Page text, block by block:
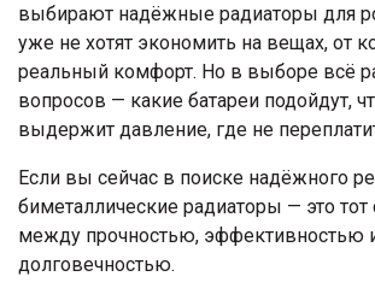
выбирают надёжные радиаторы для
уже не хотят экономить на вещах, от
реальный комфорт. Но в выборе всё
вопросов — какие батареи подойдут,
выдержит давление, где не
Если вы сейчас в поиске надёжного
биметаллические радиаторы — это
между прочностью, эффективностью
долговечностью.